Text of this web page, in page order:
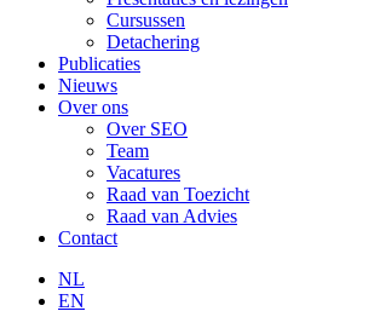
Cursussen
Detachering
Publicaties
Nieuws
Over ons
Over SEO
Team
Vacatures
Raad van Toezicht
Raad van Advies
Contact
NL
EN